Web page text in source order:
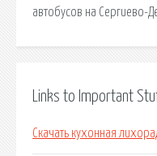
автобусов на Сергиево-
Links to Important
Скачать кухонная